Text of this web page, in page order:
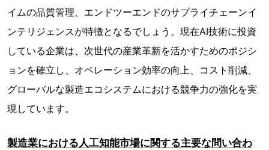
イムの品質管理、エンドツーエンドのサプライチェーンイ
ンテリジェンスが特徴となるでしょう。現在AI技術に投資
している企業は、次世代の産業革新を活かすためのポジシ
ョンを確立し、オペレーション効率の向上、コスト削減、
グローバルな製造エコシステムにおける競争力の強化を実
現しています。
製造業における人工知能市場に関する主要な問い合わ